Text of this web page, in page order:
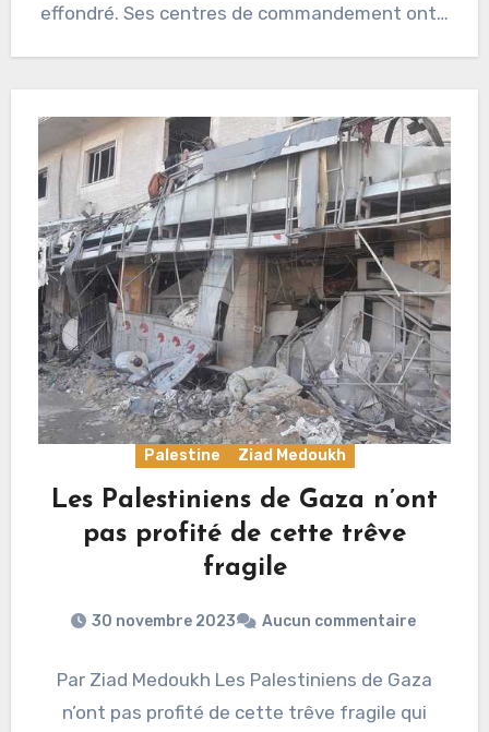
effondré. Ses centres de commandement ont…
Palestine Ziad Medoukh
Les Palestiniens de Gaza n’ont
pas profité de cette trêve
fragile
30 novembre 2023 Aucun commentaire
Par Ziad Medoukh Les Palestiniens de Gaza
n’ont pas profité de cette trêve fragile qui